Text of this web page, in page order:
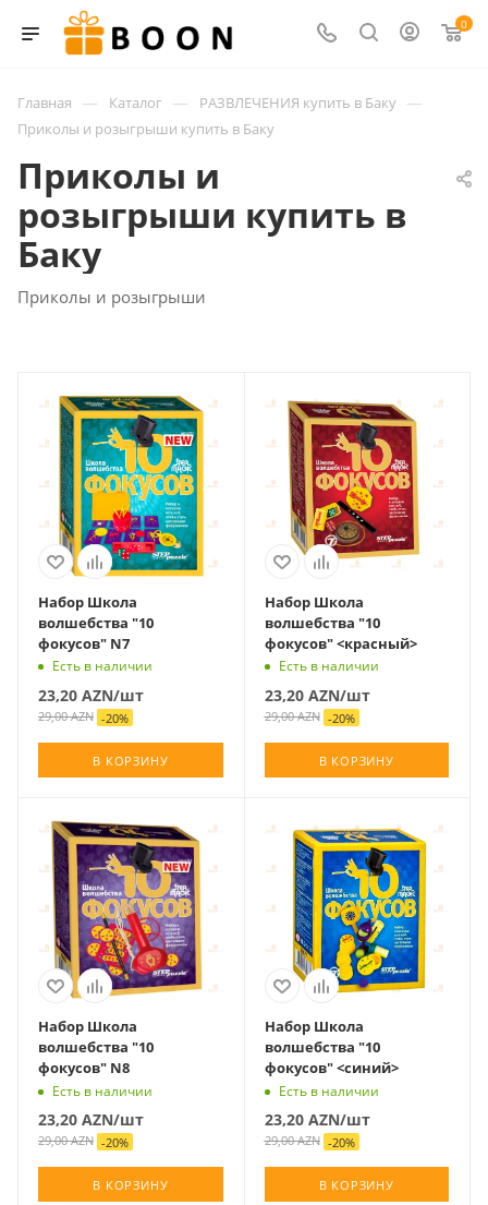
0
Главная — Каталог — РАЗВЛЕЧЕНИЯ купить в Баку —
Приколы и розыгрыши купить в Баку
Приколы и
розыгрыши купить в
Баку
Приколы и розыгрыши
Набор Школа
волшебства "10
фокусов" N7
Есть в наличии
23,20 AZN/шт
29,00AZN -20%
В КОРЗИНУ
Набор Школа
волшебства "10
фокусов" <красный>
Есть в наличии
23,20AZN/шт
29,00AZN -20%
В КОРЗИНУ
Набор Школа
волшебства "10
фокусов" N8
Есть в наличии
23,20 AZN/шт
29,00AZN -20%
В КОРЗИНУ
Набор Школа
волшебства "10
фокусов" <синий>
Есть в наличии
23,20AZN/шт
29,00AZN -20%
В КОРЗИНУ